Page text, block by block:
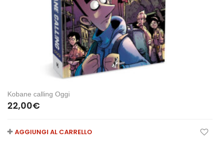
Kobane calling Oggi
22,00€
AGGIUNGI AL CARRELLO